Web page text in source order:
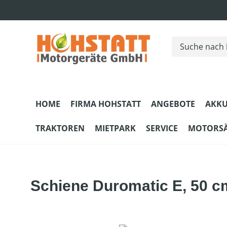
HOME FIRMA HOHSTATT ANGEBOTE
TRAKTOREN MIETPARK SERVICE
Schiene Duromatic E, 50